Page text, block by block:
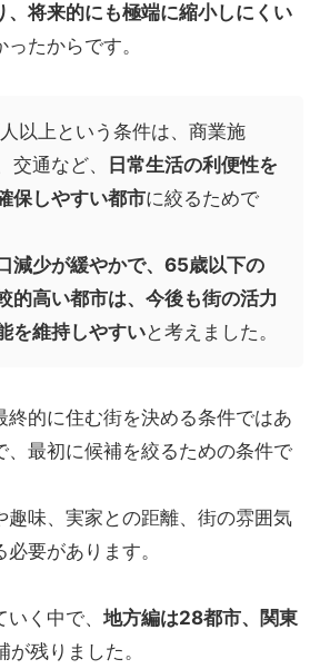
、将来的にも極端に縮小しにくい
たからです。
以上という条件は、商業施
交通など、
日常生活の利便性を
保しやすい都市に絞るためで
減少が緩やかで、65歳以下の
的高い都市は、今後も街の活力
を維持しやすいと考えました。
終的に住む街を決める条件ではあ
、最初に候補を絞るための条件で
趣味、実家との距離、街の雰囲気
要があります。
く中で、 地方編は28都市、関東
が残りました。